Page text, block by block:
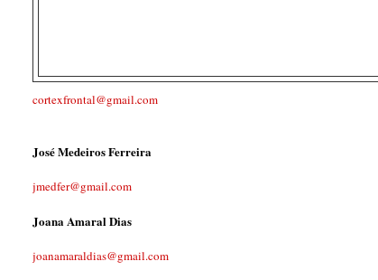
cortexfrontal@gmail.com
José Medeiros Ferreira
jmedfer@gmail.com
Joana Amaral Dias
joanamaraldias@gmail.com